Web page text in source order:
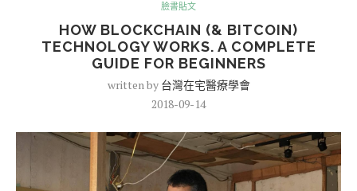
臉書貼文
HOW BLOCKCHAIN (& BITCOIN)
TECHNOLOGY WORKS. A COMPLETE
GUIDE FOR BEGINNERS
written by 台灣在宅醫療學會
2018-09-14